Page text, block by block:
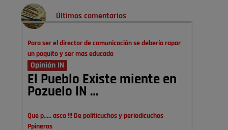
Últimos comentarios
Para ser el director de comunicación se debería rapar
un poquito y ser mas educado
Opinión IN
El Pueblo Existe miente en
Pozuelo IN …
Que p..... asco !!! De politicuchos y periodicuchos
Ppineros